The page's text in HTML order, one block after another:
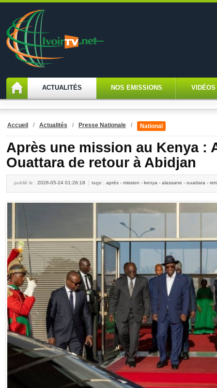
ACTUALITÉS NOS EMISSIONS VIDÉOS
Accueil / Actualités / Presse Nationale / National
Après une mission au Kenya :
Ouattara de retour à Abidjan
publiè le : 2026-05-24 01:26:18 tags : après - mission - kenya - alassane - ouattara -